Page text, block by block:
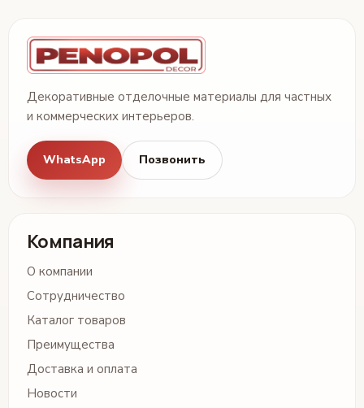
Декоративные отделочные материалы для частных
и коммерческих интерьеров.
WhatsApp Позвонить
Компания
О компании
Сотрудничество
Каталог товаров
Преимущества
Доставка и оплата
Новости